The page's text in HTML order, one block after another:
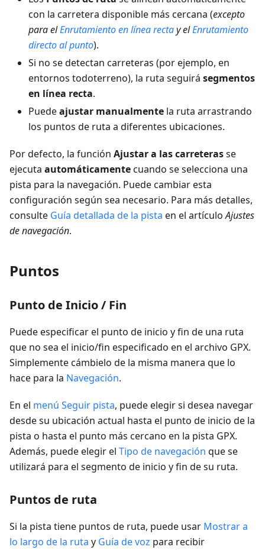
con la carretera disponible más cercana (excepto
para elEnrutamiento en línea rectay elEnrutamiento
directo al punto).
Si no se detectan carreteras (por ejemplo, en
entornos todoterreno), la ruta seguirá segmentos
en línea recta.
Puedeajustar manualmente la ruta arrastrando
los puntos de ruta a diferentes ubicaciones.
Por defecto, la función Ajustar a las carreterasse
ejecuta automáticamentecuando se selecciona una
pista para la navegación. Puede cambiar esta
configuración según sea necesario. Para más detalles,
consulte Guía detallada de la pista en el artículoAjustes
de navegación.
Puntos
Punto de Inicio / Fin
Puede especificar el punto de inicio y fin de una ruta
que no sea el inicio/fin especificado en el archivo GPX.
Simplemente cámbielo de la misma manera que lo
hace para la Navegación.
En el menú Seguir pista, puede elegir si desea navegar
desde su ubicación actual hasta el punto de inicio de la
pista o hasta el punto más cercano en la pista GPX.
Además, puede elegir el Tipo de navegación que se
utilizará para el segmento de inicio y fin de su ruta.
Puntos de ruta
Si la pista tiene puntos de ruta, puede usar Mostrar a
lo largo de la ruta y Guía de voz para recibir